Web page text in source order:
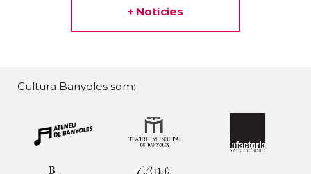
+ Notícies
Cultura Banyoles som: